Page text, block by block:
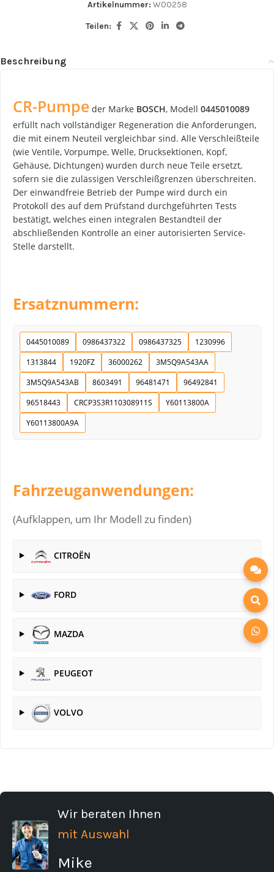
Artikelnummer: W00258
Teilen:
Beschreibung
CR-Pumpe der Marke BOSCH, Modell 0445010089
erfüllt nach vollständiger Regeneration die Anforderungen,
die mit einem Neuteil vergleichbar sind. Alle Verschleißteile
(wie Ventile, Vorpumpe, Welle, Drucksektionen, Kopf,
Gehäuse, Dichtungen) wurden durch neue Teile ersetzt,
sofern sie die zulässigen Verschleißgrenzen überschreiten.
Der einwandfreie Betrieb der Pumpe wird durch ein
Protokoll des auf dem Prüfstand durchgeführten Tests
bestätigt, welches einen integralen Bestandteil der
abschließenden Kontrolle an einer autorisierten Service-
Stelle darstellt.
Ersatznummern:
0445010089 0986437322 0986437325
1230996
1313844
1920FZ 36000262
3M5Q9A543AA
3M5Q9A543AB
8603491 96481471
96492841
96518443
CRCP3S3R110308911S
Y60113800A
Y60113800A9A
Fahrzeuganwendungen:
(Aufklappen, um Ihr Modell zu finden)
CITROËN
FORD
MAZDA
PEUGEOT
VOLVO
Wir beraten Ihnen
mit Auswahl
Mike